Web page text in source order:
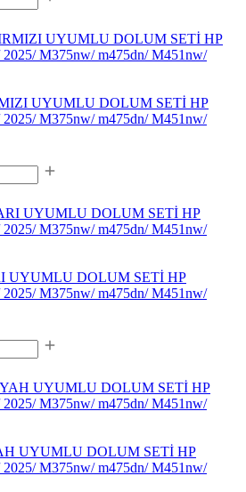
UYUMLU DOLUM SETİ HP
M375nw/ m475dn/ M451nw/
UYUMLU DOLUM SETİ HP
M375nw/ m475dn/ M451nw/
UYUMLU DOLUM SETİ HP
M375nw/ m475dn/ M451nw/